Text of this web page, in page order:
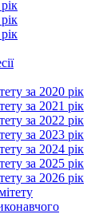
за 2020 рік
за 2021 рік
за 2022 рік
за 2023 рік
за 2024 рік
за 2025 рік
за 2026 рік